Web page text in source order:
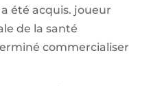
été acquis. joueur
de la santé
commercialiser